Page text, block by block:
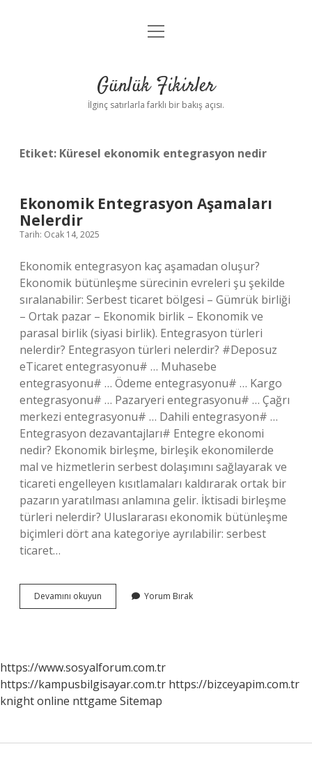
Anasayfa
Yasal Uyarı
menüyü
Günlük Fikirler
İlginç satırlarla farklı bir bakış açısı.
Etiket: Küresel ekonomik entegrasyon nedir
Ekonomik Entegrasyon Aşamaları
Nelerdir
Tarih: Ocak 14, 2025
Ekonomik entegrasyon kaç aşamadan oluşur?
Ekonomik bütünleşme sürecinin evreleri şu şekilde
sıralanabilir: Serbest ticaret bölgesi – Gümrük birliği
– Ortak pazar – Ekonomik birlik – Ekonomik ve
parasal birlik (siyasi birlik). Entegrasyon türleri
nelerdir? Entegrasyon türleri nelerdir? #Deposuz
eTicaret entegrasyonu# … Muhasebe
entegrasyonu# … Ödeme entegrasyonu# … Kargo
entegrasyonu# … Pazaryeri entegrasyonu# … Çağrı
merkezi entegrasyonu# … Dahili entegrasyon# …
Entegrasyon dezavantajları# Entegre ekonomi
nedir? Ekonomik birleşme, birleşik ekonomilerde
mal ve hizmetlerin serbest dolaşımını sağlayarak ve
ticareti engelleyen kısıtlamaları kaldırarak ortak bir
pazarın yaratılması anlamına gelir. İktisadi birleşme
türleri nelerdir? Uluslararası ekonomik bütünleşme
biçimleri dört ana kategoriye ayrılabilir: serbest
ticaret…
Devamını okuyun Ekonomik
Entegrasyon
Yorum Bırak
https://www.sosyalforum.com.tr
https://kampusbilgisayar.com.tr https://bizceyapim.com.tr
knight online nttgame Sitemap